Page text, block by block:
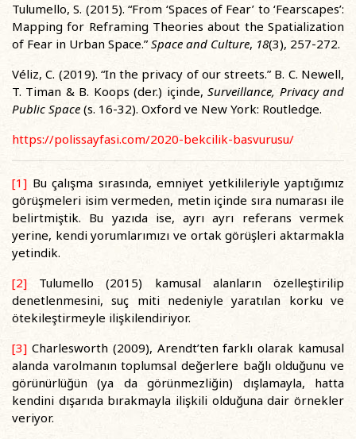
Tulumello, S. (2015). “From ‘Spaces of Fear’ to ‘Fearscapes’:
Mapping for Reframing Theories about the Spatialization
of Fear in Urban Space.” Space and Culture, 18(3), 257-272.
Véliz, C. (2019). “In the privacy of our streets.” B. C. Newell,
T. Timan & B. Koops (der.) içinde,Surveillance, Privacy and
Public Space (s. 16-32). Oxford ve New York: Routledge.
https://polissayfasi.com/2020-bekcilik-basvurusu/
[1] Bu çalışma sırasında, emniyet yetkilileriyle yaptığımız
görüşmeleri isim vermeden, metin içinde sıra numarası ile
belirtmiştik. Bu yazıda ise, ayrı ayrı referans vermek
yerine, kendi yorumlarımızı ve ortak görüşleri aktarmakla
yetindik.
[2] Tulumello (2015) kamusal alanların özelleştirilip
denetlenmesini, suç miti nedeniyle yaratılan korku ve
ötekileştirmeyle ilişkilendiriyor.
[3] Charlesworth (2009), Arendt’ten farklı olarak kamusal
alanda varolmanın toplumsal değerlere bağlı olduğunu ve
görünürlüğün (ya da görünmezliğin) dışlamayla, hatta
kendini dışarıda bırakmayla ilişkili olduğuna dair örnekler
veriyor.